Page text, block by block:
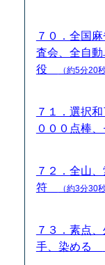
７０．全国
査会、全自
役
（約5分20秒
７１．選択
０００点棒
７２．全山
符
（約3分30秒
７３．素点
手、染める